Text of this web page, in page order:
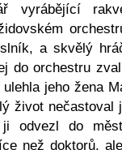
vyrábějící
a skvělý
do orchestru
jeho žena
život nečastoval
ji odvezl do
než doktorů,